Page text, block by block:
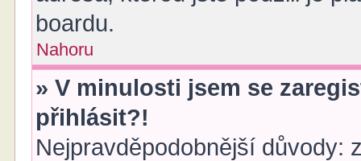
boardu.
Nahoru
» V minulosti jsem se
přihlásit?!
Nejpravděpodobnější důvody: